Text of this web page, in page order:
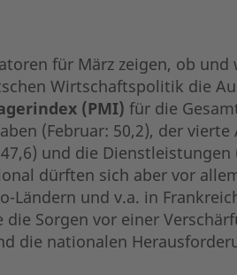
für März zeigen, ob
Wirtschaftspolitik die
(PMI) für die
(Februar: 50,2), der vierte
und die Dienstleistungen
dürften sich aber vor
Ländern und v.a. in
Sorgen vor einer
die nationalen